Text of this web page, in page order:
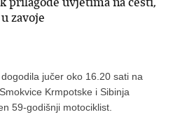
zavoje
jučer oko 16.20 sati na
Krmpotske i Sibinja
59-godišnji motociklist.